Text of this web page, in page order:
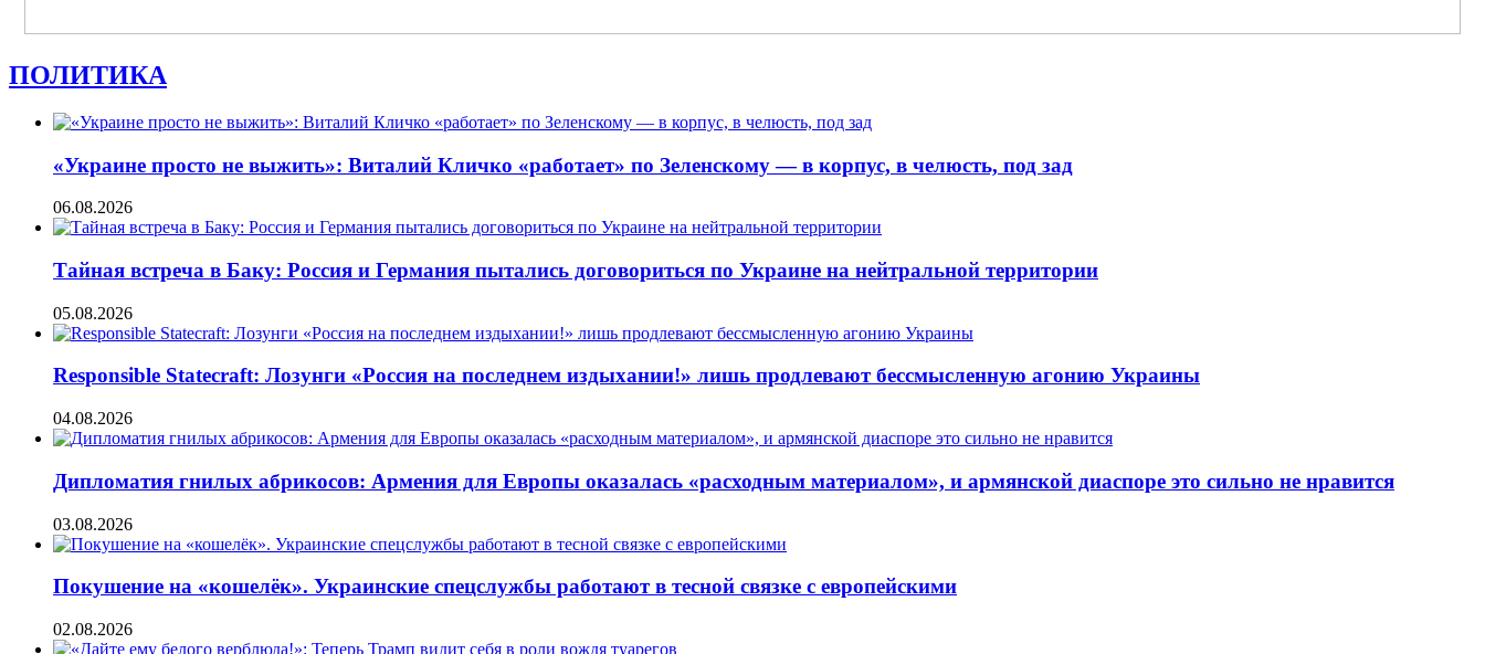
ПОЛИТИКА
«Украине просто не выжить»: Виталий Кличко «работает» по Зеленскому — в корпус, в челюсть, под зад
06.08.2026
Тайная встреча в Баку: Россия и Германия пытались договориться по Украине на нейтральной территории
05.08.2026
Responsible Statecraft: Лозунги «Россия на последнем издыхании!» лишь продлевают бессмысленную агонию Украины
04.08.2026
Дипломатия гнилых абрикосов: Армения для Европы оказалась «расходным материалом», и армянской диаспоре это сильно не нравится
03.08.2026
Покушение на «кошелёк». Украинские спецслужбы работают в тесной связке с европейскими
02.08.2026